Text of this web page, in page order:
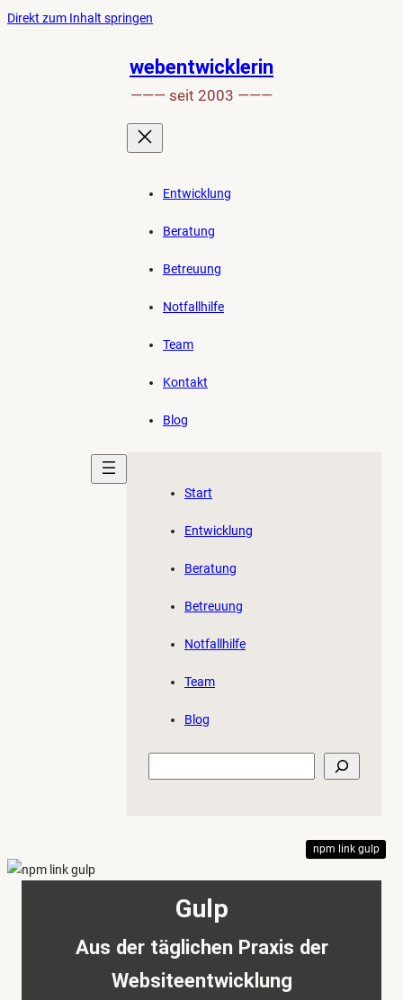
Direkt zum Inhalt springen
den
Anfang
der
Seite
springen
webentwicklerin
——— seit 2003 ———
Entwicklung
Beratung
Betreuung
Notfallhilfe
Team
Kontakt
Blog
Start
Entwicklung
Beratung
Betreuung
Notfallhilfe
Team
Blog
Gulp
Aus der täglichen Praxis der
Websiteentwicklung
npm link gulp